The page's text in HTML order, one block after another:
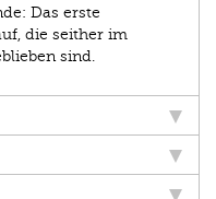
Das erste
die seither im
sind.